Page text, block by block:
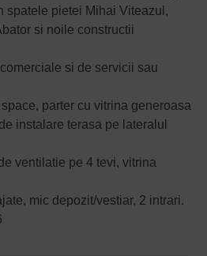
spatele pietei Mihai Viteazul,
si noile constructii
si de servicii sau
parter cu vitrina generoasa
instalare terasa pe lateralul
ventilatie pe 4 tevi, vitrina
mic depozit/vestiar, 2 intrari.